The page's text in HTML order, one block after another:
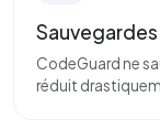
CodeGuard ne
réduit